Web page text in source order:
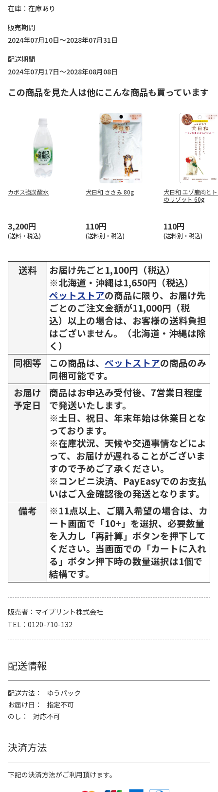
在庫
在庫あり
販売期間
2024年07月10日～2028年07月31日
配送期間
2024年07月17日～2028年08月08日
この商品を見た人は他にこんな商品も買っています
カボス強炭酸水
3,200円
(送料・税込)
犬日和 ささみ 80g
110円
(送料別・税込)
犬日和 エゾ鹿肉と
のリゾット 60g
110円
(送料別・税込)
送料
お届け先ごと1,100円（税込）
※北海道・沖縄は1,650円（税込）
ペットストアの商品に限り、お届け先
ごとのご注文金額が11,000円（税
込）以上の場合は、お客様の送料負担
はございません。（北海道・沖縄は除
く）
同梱等
この商品は、 ペットストアの商品のみ
同梱可能です。
お届け
予定日
商品はお申込み受付後、7営業日程度
で発送いたします。
※土日、祝日、年末年始は休業日とな
っております。
※在庫状況、天候や交通事情などによ
って、お届けが遅れることがございま
すので予めご了承ください。
※コンビニ決済、PayEasyでのお支払
いはご入金確認後の発送となります。
備考
※11点以上、ご購入希望の場合は、カ
ート画面で「10+」を選択、必要数量
を入力し「再計算」ボタンを押下して
ください。当画面での「カートに入れ
る」ボタン押下時の数量選択は1個で
結構です。
販売者
マイプリント株式会社
TEL
0120-710-132
配送情報
配送方法
ゆうパック
お届け日
指定不可
のし
対応不可
決済方法
下記の決済方法がご利用頂けます。